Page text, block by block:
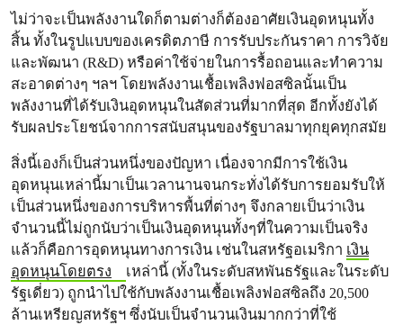
ไม่ว่าจะเป็นพลังงานใดก็ตามต่างก็ต้องอาศัยเงินอุดหนุนทั้ง
สิ้น ทั้งในรูปแบบของเครดิตภาษี การรับประกันราคา การวิจัย
และพัฒนา (R&D) หรือค่าใช้จ่ายในการรื้อถอนและทำความ
สะอาดต่างๆ ฯลฯ โดยพลังงานเชื้อเพลิงฟอสซิลนั้นเป็น
พลังงานที่ได้รับเงินอุดหนุนในสัดส่วนที่มากที่สุด อีกทั้งยังได้
รับผลประโยชน์จากการสนับสนุนของรัฐบาลมาทุกยุคทุกสมัย
สิ่งนี้เองก็เป็นส่วนหนึ่งของปัญหา เนื่องจากมีการใช้เงิน
อุดหนุนเหล่านี้มาเป็นเวลานานจนกระทั่งได้รับการยอมรับให้
เป็นส่วนหนึ่งของการบริหารพื้นที่ต่างๆ จึงกลายเป็นว่าเงิน
จำนวนนี้ไม่ถูกนับว่าเป็นเงินอุดหนุนทั้งๆที่ในความเป็นจริง
แล้วก็คือการอุดหนุนทางการเงิน เช่นในสหรัฐอเมริกา เงิน
อุดหนุนโดยตรง
เหล่านี้ (ทั้งในระดับสหพันธรัฐและในระดับ
รัฐเดี่ยว) ถูกนำไปใช้กับพลังงานเชื้อเพลิงฟอสซิลถึง 20,500
ล้านเหรียญสหรัฐฯ ซึ่งนับเป็นจำนวนเงินมากกว่าที่ใช้